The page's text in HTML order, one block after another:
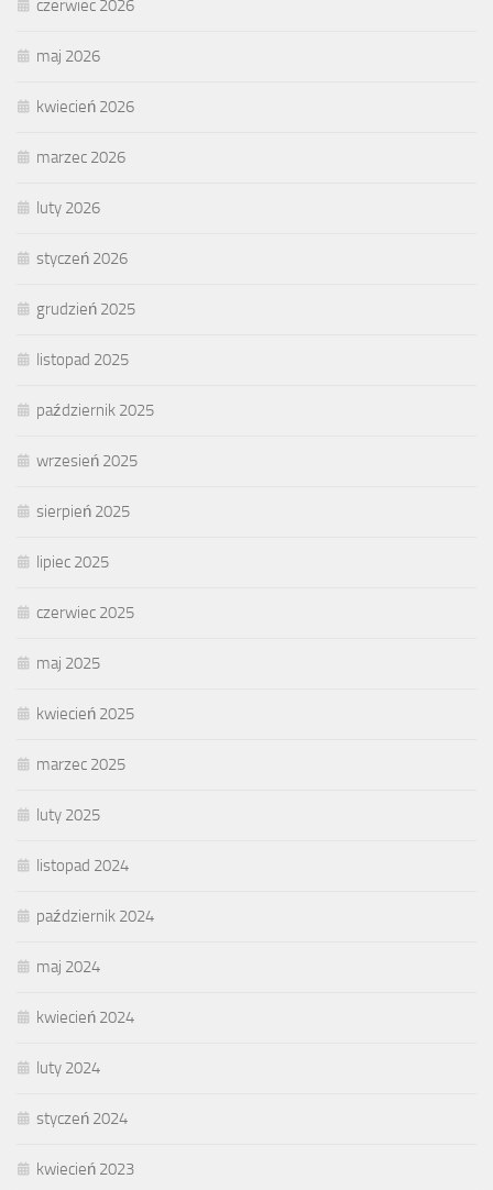
czerwiec 2026
maj 2026
kwiecień 2026
marzec 2026
luty 2026
styczeń 2026
grudzień 2025
listopad 2025
październik 2025
wrzesień 2025
sierpień 2025
lipiec 2025
czerwiec 2025
maj 2025
kwiecień 2025
marzec 2025
luty 2025
listopad 2024
październik 2024
maj 2024
kwiecień 2024
luty 2024
styczeń 2024
kwiecień 2023